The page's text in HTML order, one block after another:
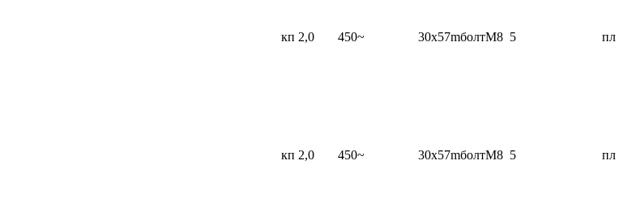
кп 2,0 450~ 30x57mболтМ8 5 пл
кп 2,0 450~ 30x57mболтМ8 5 пл